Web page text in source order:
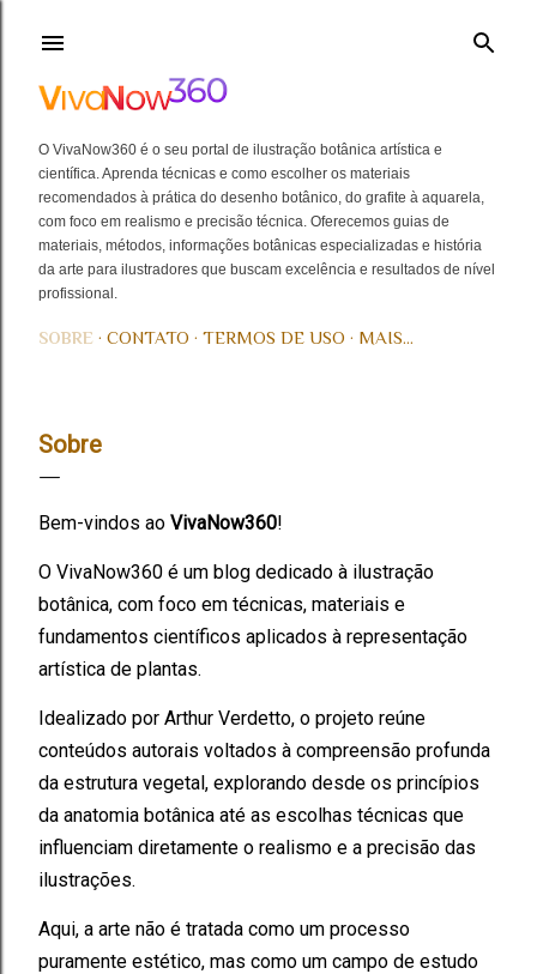
O VivaNow360 é o seu portal de ilustração botânica artística e
científica. Aprenda técnicas e como escolher os materiais
recomendados à prática do desenho botânico, do grafite à aquarela,
com foco em realismo e precisão técnica. Oferecemos guias de
materiais, métodos, informações botânicas especializadas e história
da arte para ilustradores que buscam excelência e resultados de nível
profissional.
SOBRE CONTATO TERMOS DE USO MAIS…
Sobre
Bem-vindos ao VivaNow360!
O VivaNow360 é um blog dedicado à ilustração
botânica, com foco em técnicas, materiais e
fundamentos científicos aplicados à representação
artística de plantas.
Idealizado por Arthur Verdetto, o projeto reúne
conteúdos autorais voltados à compreensão profunda
da estrutura vegetal, explorando desde os princípios
da anatomia botânica até as escolhas técnicas que
influenciam diretamente o realismo e a precisão das
ilustrações.
Aqui, a arte não é tratada como um processo
puramente estético, mas como um campo de estudo